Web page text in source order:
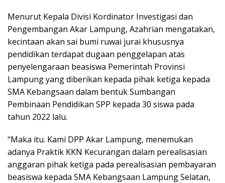
Menurut Kepala Divisi Kordinator Investigasi dan
Pengembangan Akar Lampung, Azahrian mengatakan,
kecintaan akan sai bumi ruwai jurai khususnya
pendidikan terdapat dugaan penggelapan atas
penyelengaraan beasiswa Pemerintah Provinsi
Lampung yang diberikan kepada pihak ketiga kepada
SMA Kebangsaan dalam bentuk Sumbangan
Pembinaan Pendidikan SPP kepada 30 siswa pada
tahun 2022 lalu.
“Maka itu. Kami DPP Akar Lampung, menemukan
adanya Praktik KKN Kecurangan dalam perealisasian
anggaran pihak ketiga pada perealisasian pembayaran
beasiswa kepada SMA Kebangsaan Lampung Selatan,